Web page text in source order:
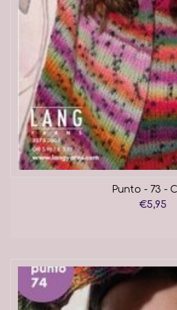
Punto - 73 -
€5,95